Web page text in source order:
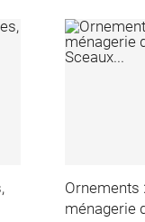
Ornements
ménagerie